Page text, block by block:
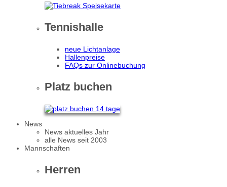
Tennishalle
neue Lichtanlage
Hallenpreise
FAQs zur Onlinebuchung
Platz buchen
News
News aktuelles Jahr
alle News seit 2003
Mannschaften
Herren